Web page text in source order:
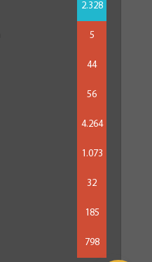
2.328
5
44
56
4.264
1.073
32
185
798